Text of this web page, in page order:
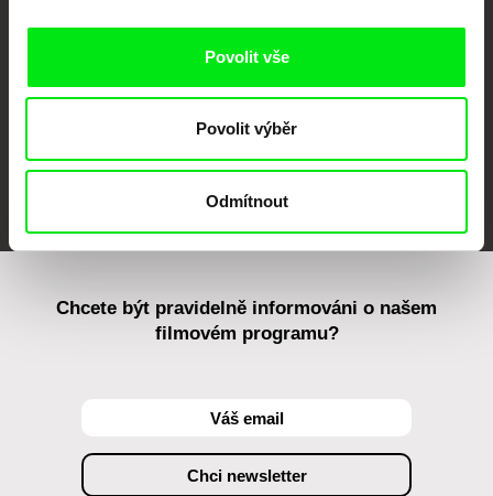
Povolit vše
Povolit výběr
Odmítnout
FIDMarseille MFDF Ji.hlava Visions du Réel
Chcete být pravidelně informováni o našem
filmovém programu?